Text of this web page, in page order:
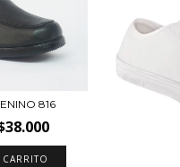
816